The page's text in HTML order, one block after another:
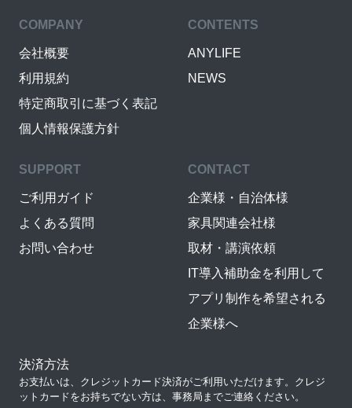
COMPANY
会社概要
利用規約
特定商取引に基づく表記
個人情報保護方針
CONTENTS
ANYLIFE
NEWS
SUPPORT
ご利用ガイド
よくある質問
お問い合わせ
CONTACT
企業様・自治体様
家具関連会社様
取材・講演依頼
IT導入補助金を利用して
アプリ制作を希望される
企業様へ
決済方法
お支払いは、クレジットカード決済がご利用いただけます。クレジ
ットカードをお持ちでない方は、事務局までご連絡ください。